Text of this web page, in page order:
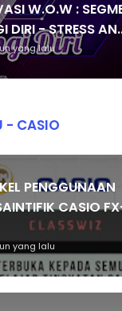
W.O.W :
DIRI - STRESS
yang lalu
- CASIO
PENGGUNAAN
CASIO
yang lalu